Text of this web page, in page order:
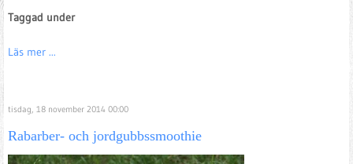
Taggad under
Läs mer ...
tisdag, 18 november 2014 00:00
Rabarber- och jordgubbssmoothie